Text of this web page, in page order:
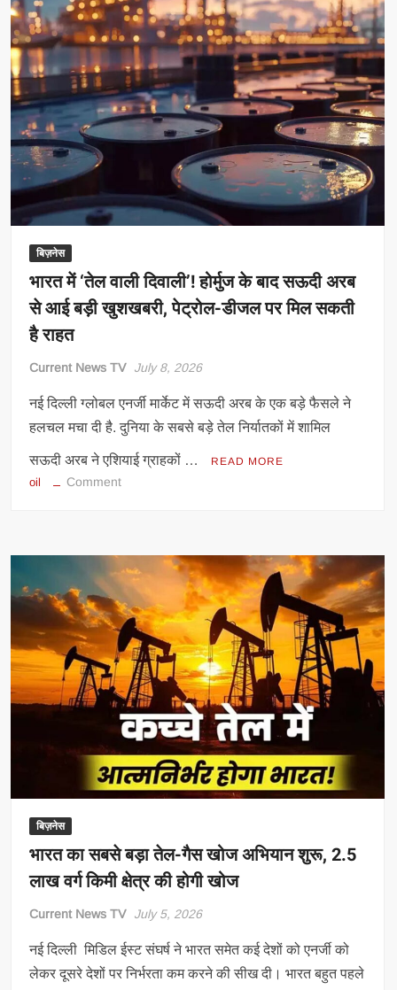
खरीदा
सबसे
ज्यादा
तेल,
अमेरिका
भड़का;
100%
टैरिफ
लगाने
की
धमकी
बिज़नेस
भारत में ‘तेल वाली दिवाली’! होर्मुज के बाद सऊदी अरब
से आई बड़ी खुशखबरी, पेट्रोल-डीजल पर मिल सकती
है राहत
Current News TV July 8, 2026
नई दिल्ली ग्‍लोबल एनर्जी मार्केट में सऊदी अरब के एक बड़े फैसले ने
हलचल मचा दी है. दुनिया के सबसे बड़े तेल निर्यातकों में शामिल
सऊदी अरब ने एशियाई ग्राहकों … READ MORE
oil Commenton
दिवाली’!
होर्मुज
के
बाद
सऊदी
अरब
से
आई
बड़ी
खुशखबरी,
पेट्रोल-
मिल
सकती
है
राहत
बिज़नेस
भारत का सबसे बड़ा तेल-गैस खोज अभियान शुरू, 2.5
लाख वर्ग किमी क्षेत्र की होगी खोज
Current News TV July 5, 2026
नई दिल्ली मिडिल ईस्ट संघर्ष ने भारत समेत कई देशों को एनर्जी को
लेकर दूसरे देशों पर निर्भरता कम करने की सीख दी। भारत बहुत पहले